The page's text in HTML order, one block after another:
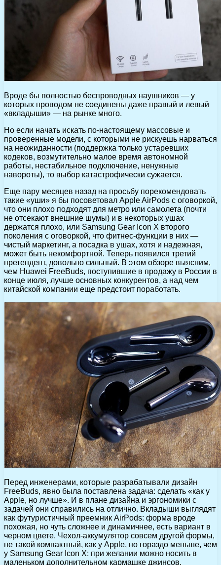
Вроде бы полностью беспроводных наушников — у
которых проводом не соединены даже правый и левый
«вкладыши» — на рынке много.
Но если начать искать по-настоящему массовые и
проверенные модели, с которыми не рискуешь нарваться
на неожиданности (поддержка только устаревших
кодеков, возмутительно малое время автономной
работы, нестабильное подключение, ненужные
навороты), то выбор катастрофически сужается.
Еще пару месяцев назад на просьбу порекомендовать
такие «уши» я бы посоветовал Apple AirPods c оговоркой,
что они плохо подходят для метро или самолета (почти
не отсекают внешние шумы) и в некоторых ушах
держатся плохо, или Samsung Gear Icon X второго
поколения с оговоркой, что фитнес-функции в них —
чистый маркетинг, а посадка в ушах, хотя и надежная,
может быть некомфортной. Теперь появился третий
претендент, довольно сильный. В этом обзоре выясним,
чем Huawei FreeBuds, поступившие в продажу в России в
конце июля, лучше основных конкурентов, а над чем
китайской компании еще предстоит поработать.
Перед инженерами, которые разрабатывали дизайн
FreeBuds, явно была поставлена задача: сделать «как у
Apple, но лучше». И в плане дизайна и эргономики с
задачей они справились на отлично. Вкладыши выглядят
как футуристичный преемник AirPods: форма вроде
похожая, но чуть сложнее и динамичнее, есть вариант в
черном цвете. Чехол-аккумулятор совсем другой формы,
не такой компактный, как у Apple, но гораздо меньше, чем
у Samsung Gear Icon X: при желании можно носить в
маленьком дополнительном кармашке джинсов.